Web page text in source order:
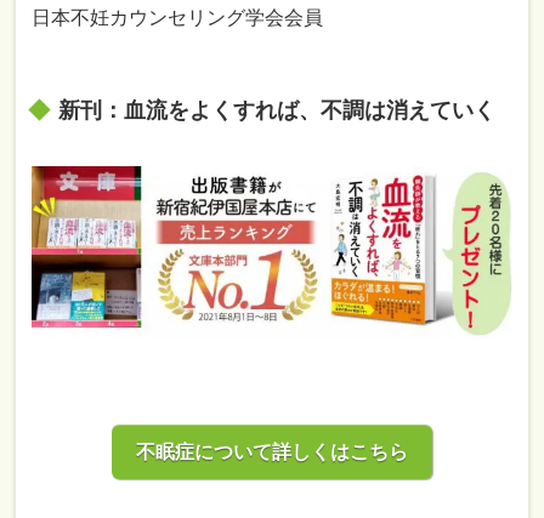
日本不妊カウンセリング学会会員
新刊：血流をよくすれば、不調は消えていく
不眠症について詳しくはこちら